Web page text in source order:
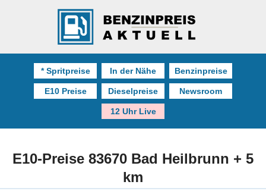
* Spritpreise In der Nähe Benzinpreise
E10 Preise Dieselpreise Newsroom
12 Uhr Live
E10-Preise 83670 Bad Heilbrunn + 5
km